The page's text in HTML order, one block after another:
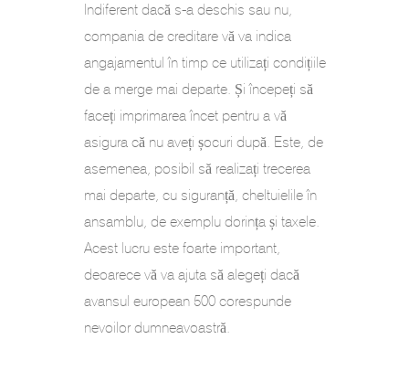
Indiferent dacă s-a deschis sau nu,
compania de creditare vă va indica
angajamentul în timp ce utilizați condițiile
de a merge mai departe. Și începeți să
faceți imprimarea încet pentru a vă
asigura că nu aveți șocuri după. Este, de
asemenea, posibil să realizați trecerea
mai departe, cu siguranță, cheltuielile în
ansamblu, de exemplu dorința și taxele.
Acest lucru este foarte important,
deoarece vă va ajuta să alegeți dacă
avansul european 500 corespunde
nevoilor dumneavoastră.